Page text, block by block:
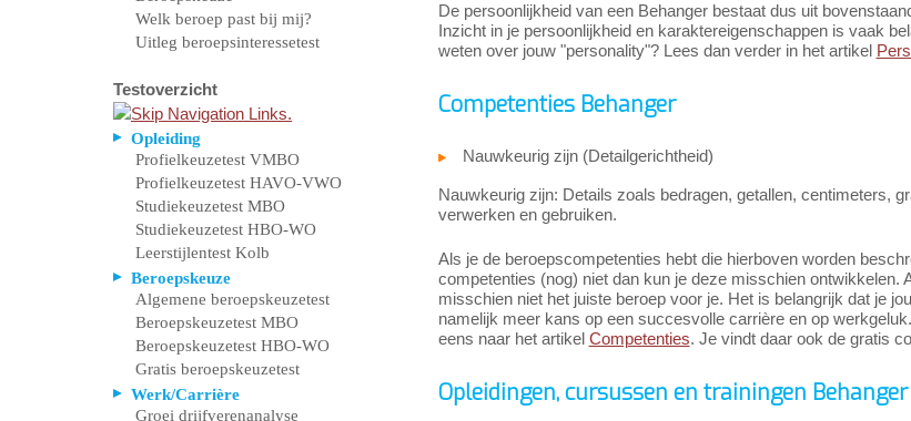
Welk beroep past bij mij?
Uitleg beroepsinteressetest
Testoverzicht
Opleiding
Profielkeuzetest VMBO
Profielkeuzetest HAVO-VWO
Studiekeuzetest MBO
Studiekeuzetest HBO-WO
Leerstijlentest Kolb
Beroepskeuze
Algemene beroepskeuzetest
Beroepskeuzetest MBO
Beroepskeuzetest HBO-WO
Gratis beroepskeuzetest
Werk/Carrière
Groei drijfverenanalyse
De persoonlijkheid van een Behanger bestaat dus uit
Inzicht in je persoonlijkheid en karaktereigenschappen is vaak
weten over jouw "personality"? Lees dan verder in het artikel
Competenties Behanger
Nauwkeurig zijn (Detailgerichtheid)
Nauwkeurig zijn: Details zoals bedragen, getallen, centimeters,
verwerken en gebruiken.
Als je de beroepscompetenties hebt die hierboven worden
competenties (nog) niet dan kun je deze misschien ontwikkelen.
misschien niet het juiste beroep voor je. Het is belangrijk dat je
namelijk meer kans op een succesvolle carrière en op
eens naar het artikel Competenties. Je vindt daar ook de gratis
Opleidingen, cursussen en trainingen Behanger